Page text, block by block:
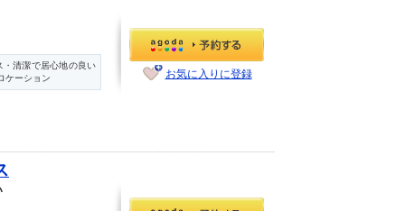
・清潔で居心地の良い
ケーション
お気に入りに登録